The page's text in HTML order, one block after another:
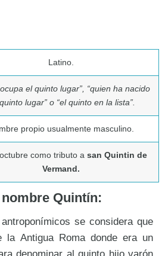
Latino.
el quinto lugar”, “quien ha nacido
lugar” o “el quinto en la lista”.
propio usualmente masculino.
como tributo a san Quintin de
Vermand.
Quintín:
se considera que
la Antigua Roma donde era un